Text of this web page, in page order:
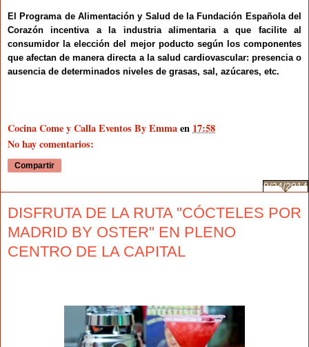
El Programa de Alimentación y Salud de la Fundación Española del
Corazón incentiva a la industria alimentaria a que facilite al
consumidor la elección del mejor poducto según los componentes
que afectan de manera directa a la salud cardiovascular: presencia o
ausencia de determinados niveles de grasas, sal, azúcares, etc.
Cocina Come y Calla Eventos By Emmaen17:58
No hay comentarios:
Compartir
9/24/2014
DISFRUTA DE LA RUTA "CÓCTELES POR
MADRID BY OSTER" EN PLENO
CENTRO DE LA CAPITAL